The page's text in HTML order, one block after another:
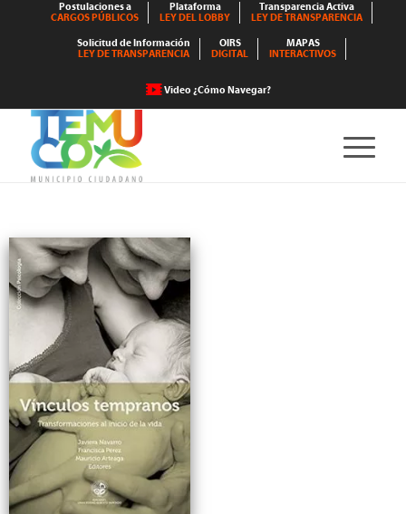
Postulaciones a
CARGOS PÚBLICOS
Plataforma
LEY DEL LOBBY
Transparencia Activa
LEY DE TRANSPARENCIA
Solicitud de Información
LEY DE TRANSPARENCIA
OIRS
DIGITAL
MAPAS
INTERACTIVOS
Video ¿Cómo Navegar?